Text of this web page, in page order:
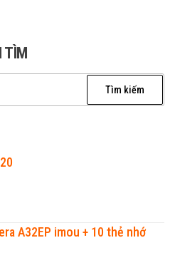
TÌM
A32EP imou + 10 thẻ nhớ